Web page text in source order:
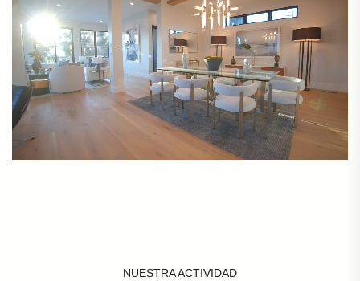
NUESTRA ACTIVIDAD